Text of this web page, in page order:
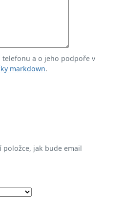
telefonu a o jeho podpoře v
markdown.
položce, jak bude email